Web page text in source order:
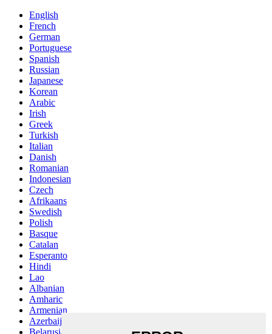
English
French
German
Portuguese
Spanish
Russian
Japanese
Korean
Arabic
Irish
Greek
Turkish
Italian
Danish
Romanian
Indonesian
Czech
Afrikaans
Swedish
Polish
Basque
Catalan
Esperanto
Hindi
Lao
Albanian
Amharic
Armenian
Azerbaijani
Belarusian